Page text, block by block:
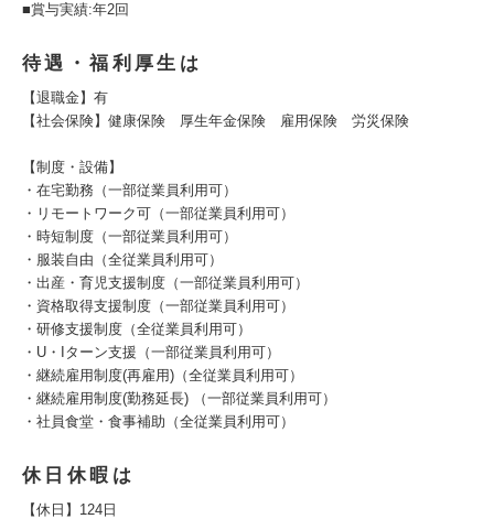
■賞与実績:年2回
待遇・福利厚生は
【退職金】有
【社会保険】健康保険 厚生年金保険 雇用保険 労災保険
【制度・設備】
・在宅勤務（一部従業員利用可）
・リモートワーク可（一部従業員利用可）
・時短制度（一部従業員利用可）
・服装自由（全従業員利用可）
・出産・育児支援制度（一部従業員利用可）
・資格取得支援制度（一部従業員利用可）
・研修支援制度（全従業員利用可）
・U・Iターン支援（一部従業員利用可）
・継続雇用制度(再雇用)（全従業員利用可）
・継続雇用制度(勤務延長) （一部従業員利用可）
・社員食堂・食事補助（全従業員利用可）
休日休暇は
【休日】124日